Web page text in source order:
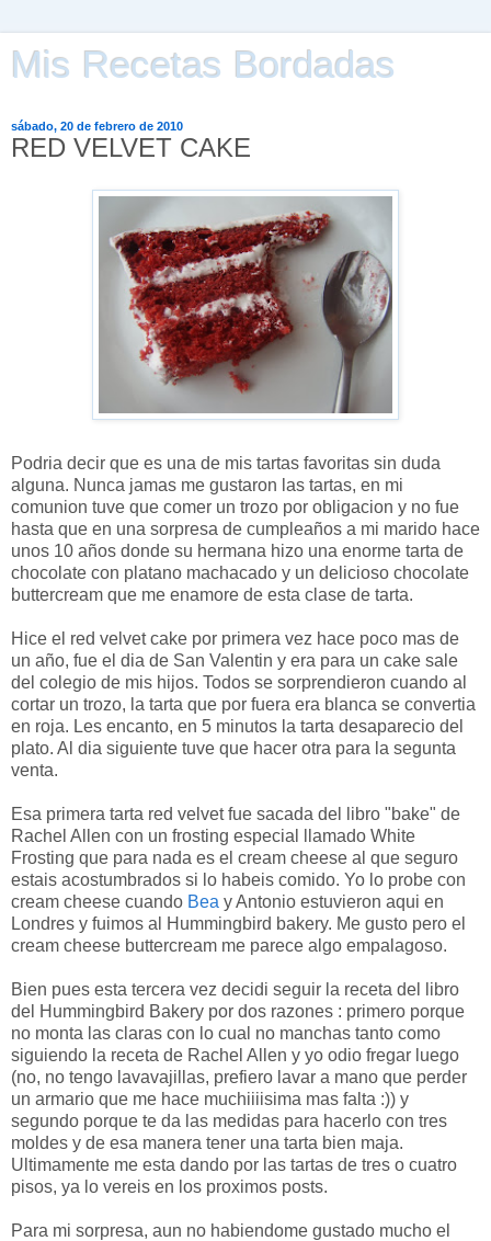
Mis Recetas Bordadas
sábado, 20 de febrero de 2010
RED VELVET CAKE
Podria decir que es una de mis tartas favoritas sin duda
alguna. Nunca jamas me gustaron las tartas, en mi
comunion tuve que comer un trozo por obligacion y no fue
hasta que en una sorpresa de cumpleaños a mi marido hace
unos 10 años donde su hermana hizo una enorme tarta de
chocolate con platano machacado y un delicioso chocolate
buttercream que me enamore de esta clase de tarta.
Hice el red velvet cake por primera vez hace poco mas de
un año, fue el dia de San Valentin y era para un cake sale
del colegio de mis hijos. Todos se sorprendieron cuando al
cortar un trozo, la tarta que por fuera era blanca se convertia
en roja. Les encanto, en 5 minutos la tarta desaparecio del
plato. Al dia siguiente tuve que hacer otra para la segunta
venta.
Esa primera tarta red velvet fue sacada del libro "bake" de
Rachel Allen con un frosting especial llamado White
Frosting que para nada es el cream cheese al que seguro
estais acostumbrados si lo habeis comido. Yo lo probe con
cream cheese cuando Bea y Antonio estuvieron aqui en
Londres y fuimos al Hummingbird bakery. Me gusto pero el
cream cheese buttercream me parece algo empalagoso.
Bien pues esta tercera vez decidi seguir la receta del libro
del Hummingbird Bakery por dos razones : primero porque
no monta las claras con lo cual no manchas tanto como
siguiendo la receta de Rachel Allen y yo odio fregar luego
(no, no tengo lavavajillas, prefiero lavar a mano que perder
un armario que me hace muchiiiisima mas falta :)) y
segundo porque te da las medidas para hacerlo con tres
moldes y de esa manera tener una tarta bien maja.
Ultimamente me esta dando por las tartas de tres o cuatro
pisos, ya lo vereis en los proximos posts.
Para mi sorpresa, aun no habiendome gustado mucho el